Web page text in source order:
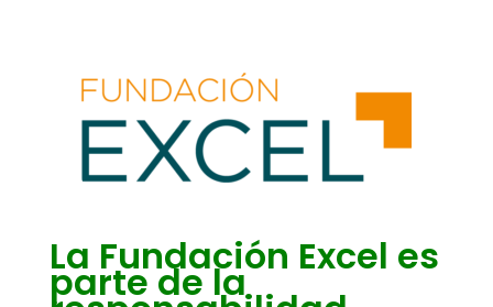
La Fundación Excel es
parte de la